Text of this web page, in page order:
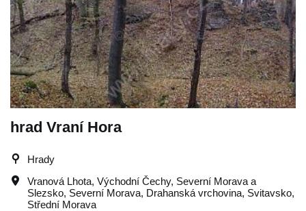
hrad Vraní Hora
Hrady
Vranová Lhota, Východní Čechy, Severní Morava a
Slezsko, Severní Morava, Drahanská vrchovina, Svitavsko,
Střední Morava